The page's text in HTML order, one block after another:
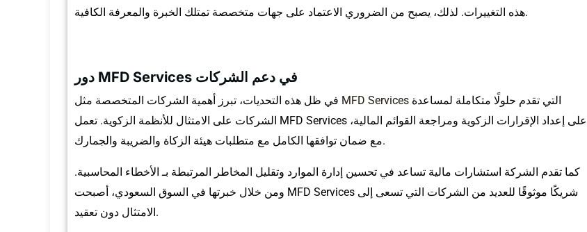
هذه التغييرات. لذلك، يصبح من الضروري الاعتماد على جهات متخصصة تمتلك الخبرة والمعرفة الكافية.
دور MFD Services في دعم الشركات
MFD Services
الشركات على الامتثال للأنظمة الزكوية. تعمل MFD Services على إعداد الإقرارات الزكوية ومراجعة القوائم المالية،
مع ضمان توافقها الكامل مع متطلبات هيئة الزكاة والضريبة والجمارك.
كما تقدم الشركة استشارات مالية تساعد في تحسين إدارة الموارد وتقليل المخاطر المرتبطة بـ الأخطاء المحاسبية.
ومن خلال خبرتها في السوق السعودي، أصبحت MFD Services شريكًا موثوقًا للعديد من الشركات التي تسعى إلى
الامتثال دون تعقيد.